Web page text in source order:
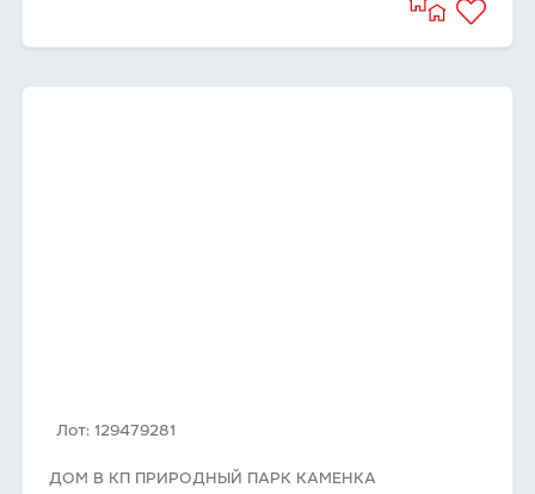
Лот: 129479281
ДОМ В КП ПРИРОДНЫЙ ПАРК КАМЕНКА